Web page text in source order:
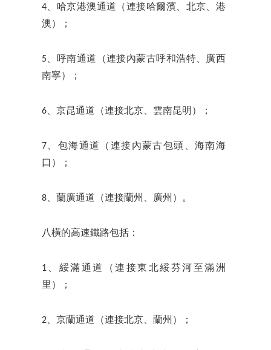
4、哈京港澳通道（連接哈爾濱、北京、港
澳）；
5、呼南通道（連接內蒙古呼和浩特、廣西
南寧）；
6、京昆通道（連接北京、雲南昆明）；
7、包海通道（連接內蒙古包頭、海南海
口）；
8、蘭廣通道（連接蘭州、廣州）。
八橫的高速鐵路包括：
1、綏滿通道（連接東北綏芬河至滿洲
里）；
2、京蘭通道（連接北京、蘭州）；